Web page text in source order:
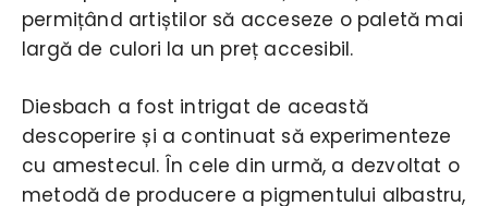
permițând artiștilor să acceseze o paletă mai
largă de culori la un preț accesibil.
Diesbach a fost intrigat de această
descoperire și a continuat să experimenteze
cu amestecul. În cele din urmă, a dezvoltat o
metodă de producere a pigmentului albastru,